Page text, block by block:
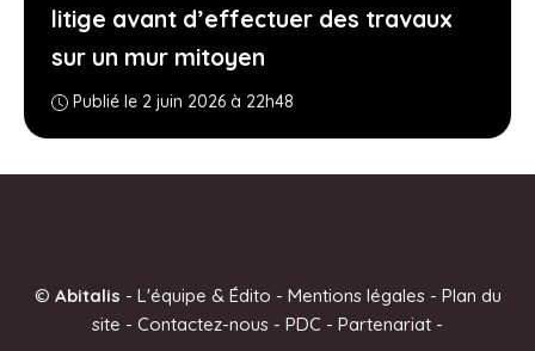
litige avant d’effectuer des travaux
sur un mur mitoyen
Publié le 2 juin 2026 à 22h48
© Abitalis - L'équipe & Édito - Mentions légales- Plan du
site - Contactez-nous - PDC - Partenariat -